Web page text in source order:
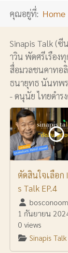
คุณอยู่ที่: Home
Sinapis Talk (
าวิน พัดศรีเรือง
สื่อมวลชนคาทอ
ธนายุทธ นันทพ
- ดนุนัย ไทยดำร
ตัดสินใจเลือก
s Talk EP.4
bosconoom
1 กันยายน
0 views
Sinapis Talk